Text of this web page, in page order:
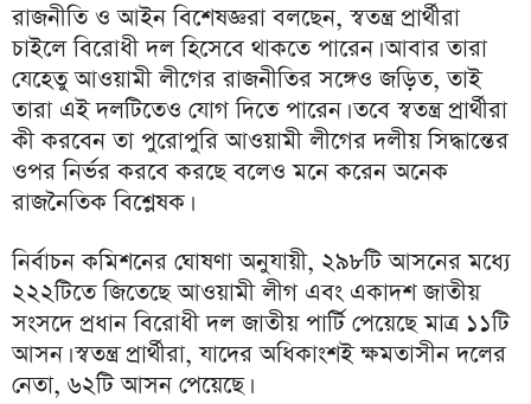
রাজনীতি ও আইন বিশেষজ্ঞরা বলছেন, স্বতন্ত্র প্রার্থীরা
চাইলে বিরোধী দল হিসেবে থাকতে পারেন। আবার তারা
যেহেতু আওয়ামী লীগের রাজনীতির সঙ্গেও জড়িত, তাই
তারা এই দলটিতেও যোগ দিতে পারেন। তবে স্বতন্ত্র প্রার্থীরা
কী করবেন তা পুরোপুরি আওয়ামী লীগের দলীয় সিদ্ধান্তের
ওপর নির্ভর করবে করছে বলেও মনে করেন অনেক
রাজনৈতিক বিশ্লেষক।
নির্বাচন কমিশনের ঘোষণা অনুযায়ী, ২৯৮টি আসনের মধ্যে
২২২টিতে জিতেছে আওয়ামী লীগ এবং একাদশ জাতীয়
সংসদে প্রধান বিরোধী দল জাতীয় পার্টি পেয়েছে মাত্র ১১টি
আসন। স্বতন্ত্র প্রার্থীরা, যাদের অধিকাংশই ক্ষমতাসীন দলের
নেতা, ৬২টি আসন পেয়েছে।